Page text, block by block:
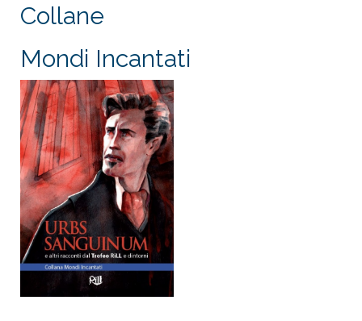
Collane
Mondi Incantati